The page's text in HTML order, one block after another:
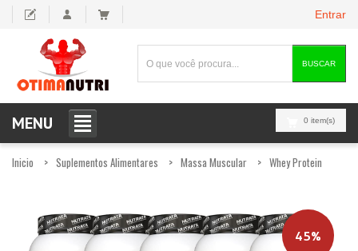
Entrar
BUSCAR
0 item(s)
MENU
Inicio Suplementos Alimentares Massa Muscular Whey Protein
45%